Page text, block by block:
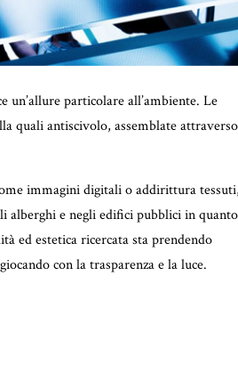
un’allure particolare all’ambiente. Le
quali antiscivolo, assemblate attraverso
immagini digitali o addirittura tessuti,
alberghi e negli edifici pubblici in quanto
ed estetica ricercata sta prendendo
con la trasparenza e la luce.